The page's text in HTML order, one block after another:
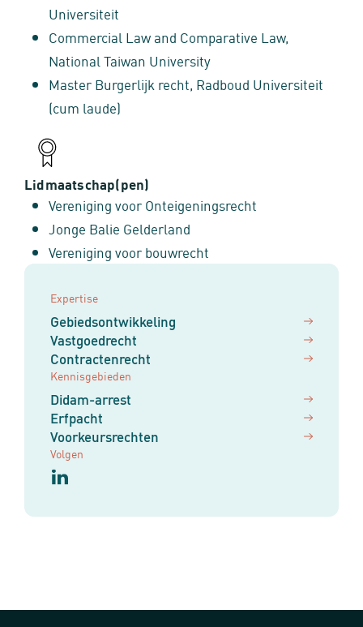
Expertise
Gebiedsontwikkeling
Vastgoedrecht
Contractenrecht
Kennisgebieden
Didam-arrest
Erfpacht
Voorkeursrechten
Volgen
Universiteit
Commercial Law and Comparative Law,
National Taiwan University
Master Burgerlijk recht, Radboud Universiteit
(cum laude)
Lidmaatschap(pen)
Vereniging voor Onteigeningsrecht
Jonge Balie Gelderland
Vereniging voor bouwrecht